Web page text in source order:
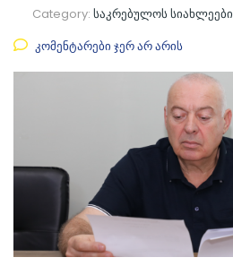
Category: საკრებულოს სიახლეები
კომენტარები ჯერ არ არის